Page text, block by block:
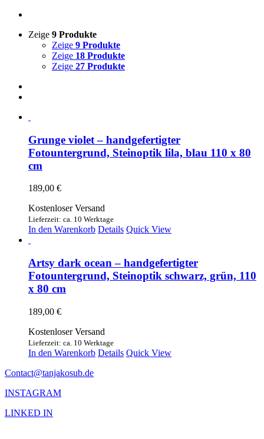
Zeige 9 Produkte
Zeige 9 Produkte
Zeige 18 Produkte
Zeige 27 Produkte
Grunge violet – handgefertigter
Fotountergrund, Steinoptik lila, blau 110 x 80
cm
189,00 €
Kostenloser Versand
Lieferzeit: ca. 10 Werktage
In den Warenkorb Details Quick View
Artsy dark ocean – handgefertigter
Fotountergrund, Steinoptik schwarz, grün, 110
x 80 cm
189,00 €
Kostenloser Versand
Lieferzeit: ca. 10 Werktage
In den Warenkorb Details Quick View
Contact@tanjakosub.de
INSTAGRAM
LINKED IN